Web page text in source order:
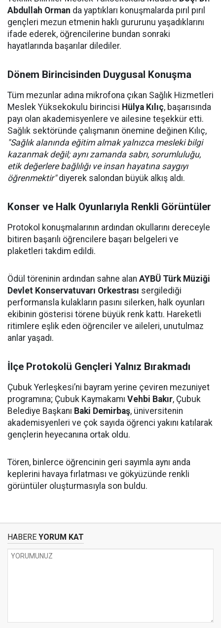
Abdullah Orman da yaptıkları konuşmalarda pırıl pırıl
gençleri mezun etmenin haklı gururunu yaşadıklarını
ifade ederek, öğrencilerine bundan sonraki
hayatlarında başarılar dilediler.
Dönem Birincisinden Duygusal Konuşma
Tüm mezunlar adına mikrofona çıkan Sağlık Hizmetleri
Meslek Yüksekokulu birincisi Hülya Kılıç, başarısında
payı olan akademisyenlere ve ailesine teşekkür etti.
Sağlık sektöründe çalışmanın önemine değinen Kılıç,
"Sağlık alanında eğitim almak yalnızca mesleki bilgi
kazanmak değil; aynı zamanda sabrı, sorumluluğu,
etik değerlere bağlılığı ve insan hayatına saygıyı
öğrenmektir"diyerek salondan büyük alkış aldı.
Konser ve Halk Oyunlarıyla Renkli Görüntüler
Protokol konuşmalarının ardından okullarını dereceyle
bitiren başarılı öğrencilere başarı belgeleri ve
plaketleri takdim edildi.
Ödül töreninin ardından sahne alan AYBÜ Türk Müziği
Devlet Konservatuvarı Orkestrası sergilediği
performansla kulakların pasını silerken, halk oyunları
ekibinin gösterisi törene büyük renk kattı. Hareketli
ritimlere eşlik eden öğrenciler ve aileleri, unutulmaz
anlar yaşadı.
İlçe Protokolü Gençleri Yalnız Bırakmadı
Çubuk Yerleşkesi’ni bayram yerine çeviren mezuniyet
programına; Çubuk Kaymakamı Vehbi Bakır, Çubuk
Belediye Başkanı Baki Demirbaş, üniversitenin
akademisyenleri ve çok sayıda öğrenci yakını katılarak
gençlerin heyecanına ortak oldu.
Tören, binlerce öğrencinin geri sayımla aynı anda
keplerini havaya fırlatması ve gökyüzünde renkli
görüntüler oluşturmasıyla son buldu.
HABERE YORUM KAT